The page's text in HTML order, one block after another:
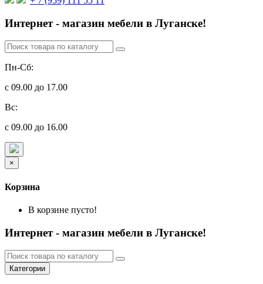
Интернет - магазин мебели в Луганске!
Пн-Сб:
с 09.00 до 17.00
Вс:
с 09.00 до 16.00
×
Корзина
В корзине пусто!
Интернет - магазин мебели в Луганске!
Категории